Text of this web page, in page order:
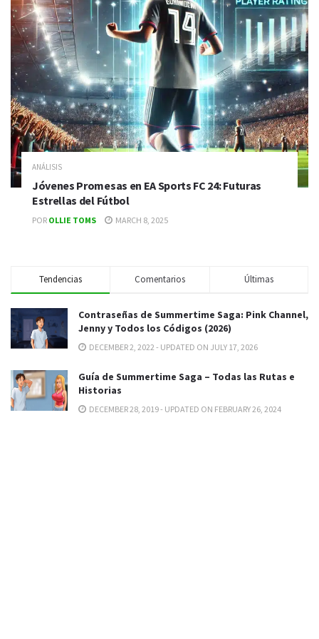
ANÁLISIS
Jóvenes Promesas en EA Sports FC 24: Futuras
Estrellas del Fútbol
POR OLLIE TOMS MARCH 8, 2025
Tendencias Comentarios Últimas
Contraseñas de Summertime Saga: Pink Channel,
Jenny y Todos los Códigos (2026)
DECEMBER 2, 2022 - UPDATED ON JULY 17, 2026
Guía de Summertime Saga – Todas las Rutas e
Historias
DECEMBER 28, 2019 - UPDATED ON FEBRUARY 26, 2024